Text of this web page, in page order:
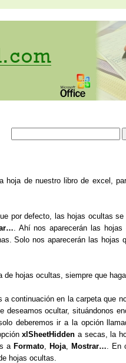
hoja de nuestro libro de excel,
por defecto, las hojas ocultas
. Ahí nos aparecerán las
Solo nos aparecerán las hojas
hojas ocultas, siempre que
continuación en la carpeta que
deseamos ocultar, situándonos
deberemos ir a la opción
xlSheetHidden a secas, la
a Formato, Hoja, Mostrar…. En
hojas ocultas.